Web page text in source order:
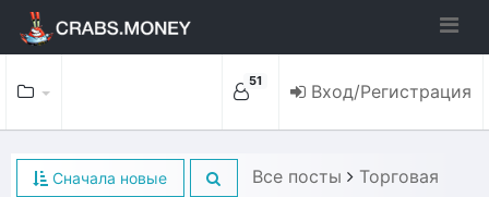
51 Вход/Регистрация
Сначала новые Все посты
Торговая